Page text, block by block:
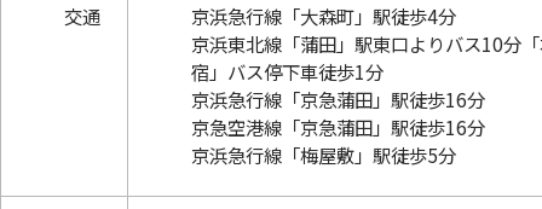
交通
京浜急行線「大森町」駅徒歩4分
京浜東北線「蒲田」駅東口よりバス10分
宿」バス停下車徒歩1分
京浜急行線「京急蒲田」駅徒歩16分
京急空港線「京急蒲田」駅徒歩16分
京浜急行線「梅屋敷」駅徒歩5分